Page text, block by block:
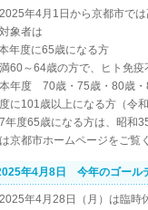
年4月1日から京都市で
象者は
度に65歳になる方
～64歳の方で、ヒト免疫
度 70歳・75歳・80歳・
に101歳以上になる方（令
年度65歳になる方は、昭和
京都市ホームページをご覧
年4月8日 今年のゴール
年4月28日（月）は臨時